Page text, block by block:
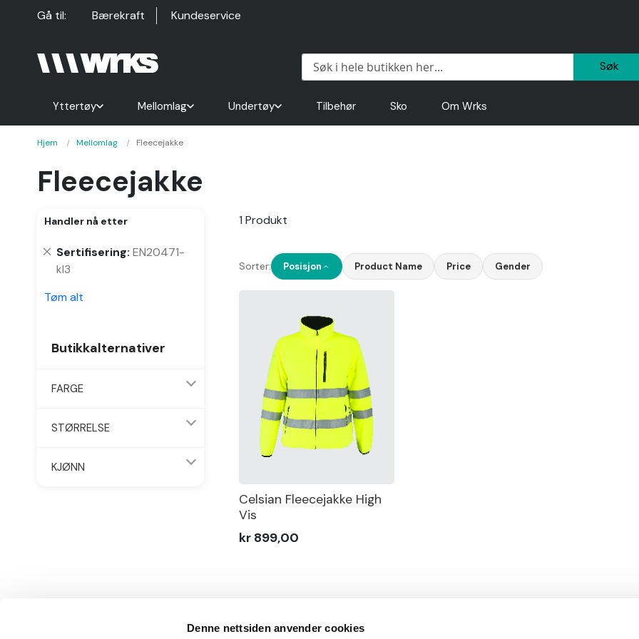
Denne nettsiden anvender cookies
Hopp
Gå til: Bærekraft Kundeservice
Søk
Yttertøy Mellomlag Undertøy Tilbehør Sko Om Wrks
Hjem Mellomlag Fleecejakke
Fleecejakke
1 Produkt
Sorter: Posisjon Product Name Price Gender
Celsian Fleecejakke High
Vis
kr 899,00
Handler nå etter
Sertifisering EN20471-
kl3
Fjern
denne
Tøm alt
Butikkalternativer
FARGE
STØRRELSE
KJØNN